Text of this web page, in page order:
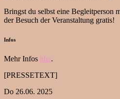
Bringst du selbst eine Begleitperson
der Besuch der Veranstaltung gratis!
Infos
Mehr Infos hier.
[PRESSETEXT]
Do 26.06. 2025